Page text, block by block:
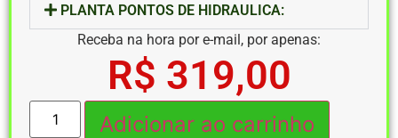
PLANTA PONTOS DE HIDRAULICA:
Receba na hora por e-mail, por apenas:
R$ 319,00
Adicionar ao carrinho